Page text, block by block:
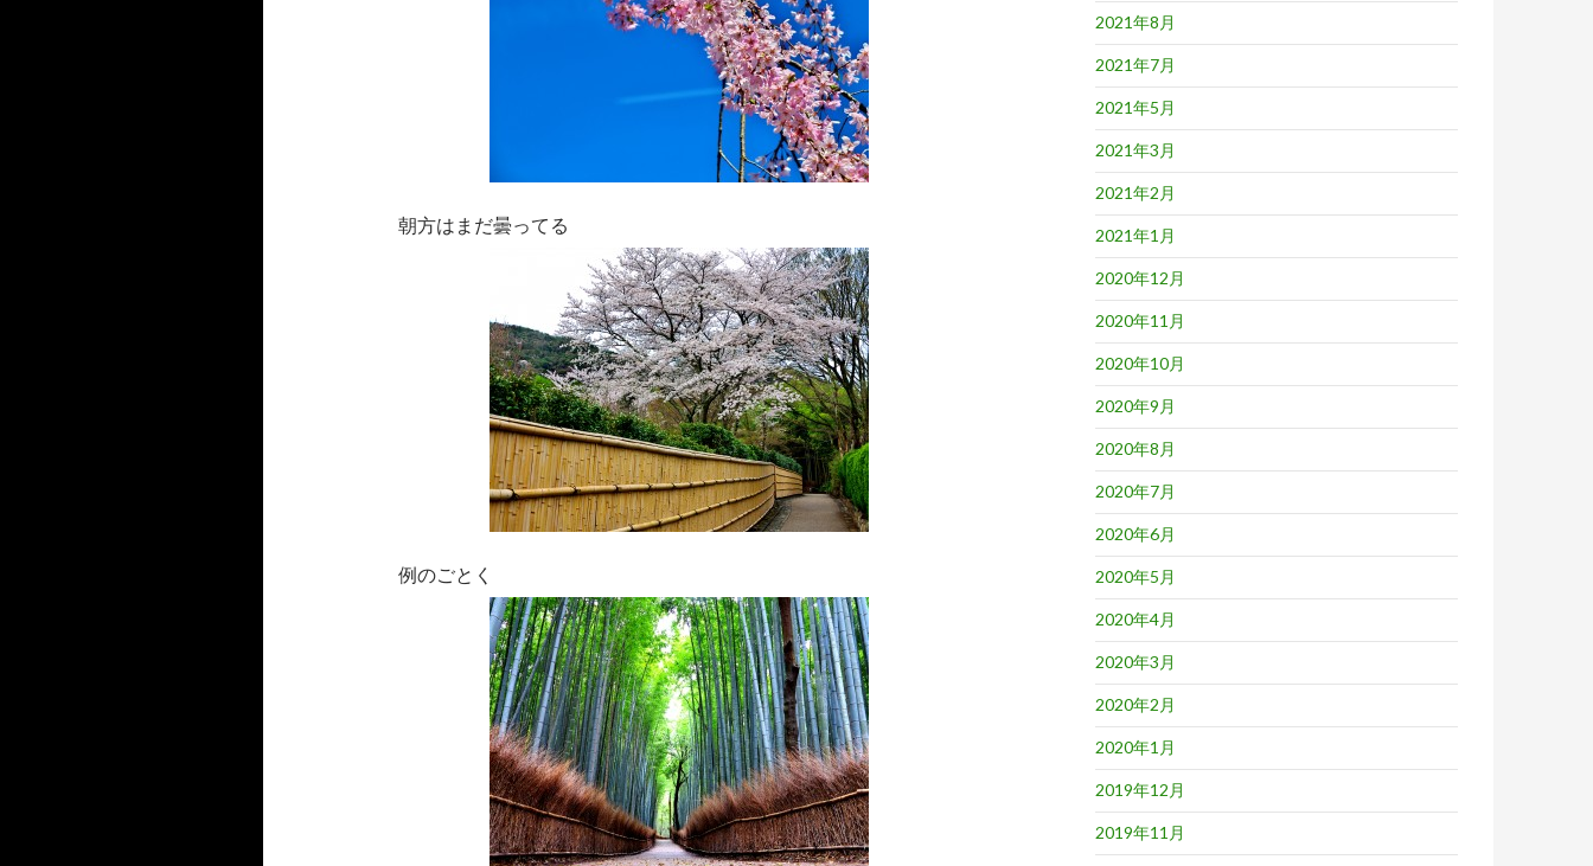
朝方はまだ曇ってる
例のごとく
2021年8月
2021年7月
2021年5月
2021年3月
2021年2月
2021年1月
2020年12月
2020年11月
2020年10月
2020年9月
2020年8月
2020年7月
2020年6月
2020年5月
2020年4月
2020年3月
2020年2月
2020年1月
2019年12月
2019年11月